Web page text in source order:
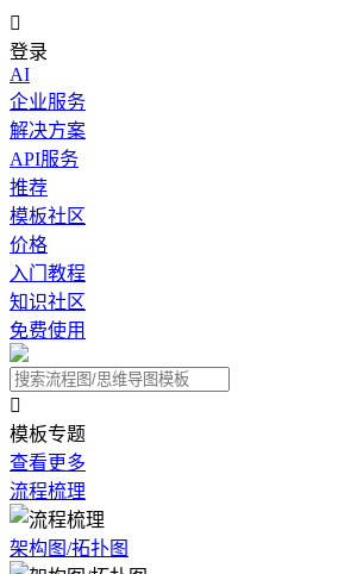

登录
AI
企业服务
解决方案
API服务
推荐
模板社区
价格
入门教程
知识社区
免费使用

模板专题
查看更多
流程梳理
架构图/拓扑图